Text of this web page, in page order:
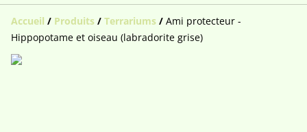
Accueil / Produits / Terrariums / Ami protecteur -
Hippopotame et oiseau (labradorite grise)